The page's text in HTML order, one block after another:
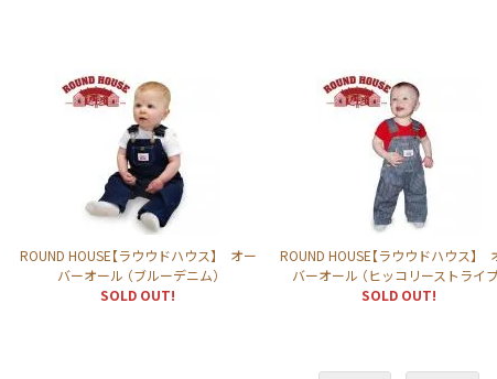
ROUND HOUSE【ラウウドハウス】 オー
バーオール （ブルーデニム）
SOLD OUT!
ROUND HOUSE【ラウウドハウス】
バーオール （ヒッコリーストライプ
SOLD OUT!